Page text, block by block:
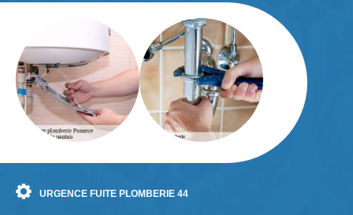
URGENCE FUITE PLOMBERIE 44